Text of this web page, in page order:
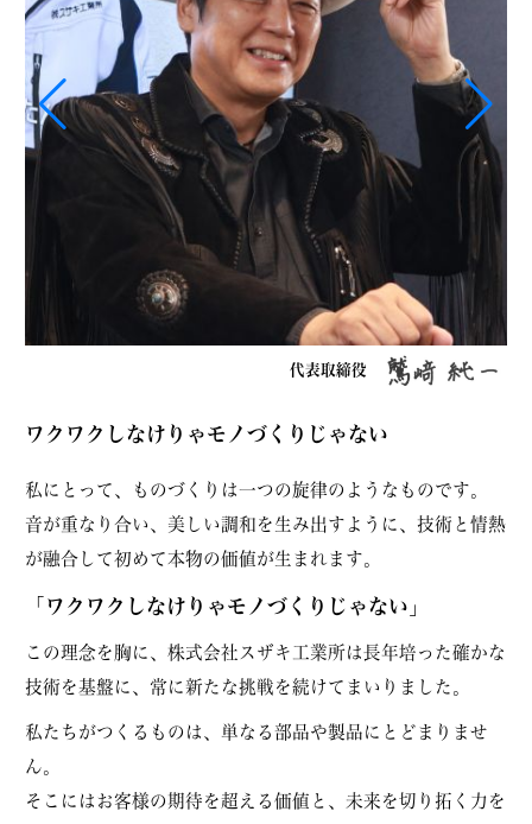
代表取締役
ワクワクしなけりゃモノづくりじゃない
私にとって、ものづくりは一つの旋律のようなものです。
音が重なり合い、美しい調和を生み出すように、技術と情熱
が融合して初めて本物の価値が生まれます。
「ワクワクしなけりゃモノづくりじゃない」
この理念を胸に、株式会社スザキ工業所は長年培った確かな
技術を基盤に、常に新たな挑戦を続けてまいりました。
私たちがつくるものは、単なる部品や製品にとどまりませ
ん。
そこにはお客様の期待を超える価値と、未来を切り拓く力を